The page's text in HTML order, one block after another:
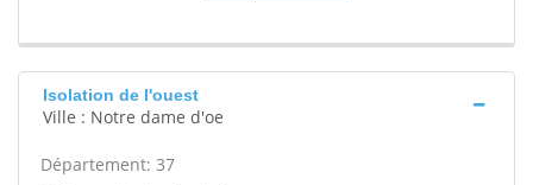
Isolation de l'ouest
Ville : Notre dame d'oe
Département: 37